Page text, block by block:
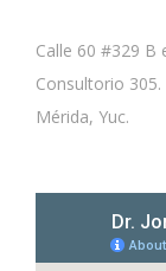
Calle 60 #329 B
Consultorio 305.
Mérida, Yuc.